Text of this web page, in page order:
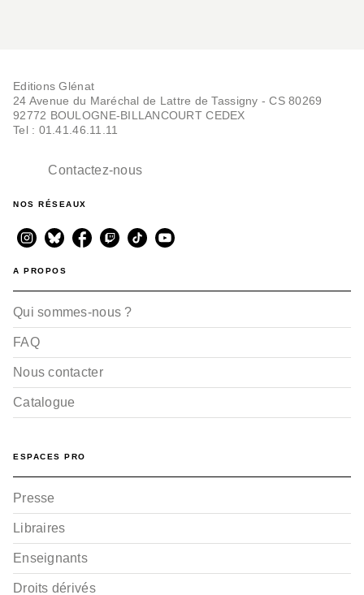
Editions Glénat
24 Avenue du Maréchal de Lattre de Tassigny - CS 80269
92772 BOULOGNE-BILLANCOURT CEDEX
Tel : 01.41.46.11.11
Contactez-nous
NOS RÉSEAUX
A PROPOS
Qui sommes-nous ?
FAQ
Nous contacter
Catalogue
ESPACES PRO
Presse
Libraires
Enseignants
Droits dérivés